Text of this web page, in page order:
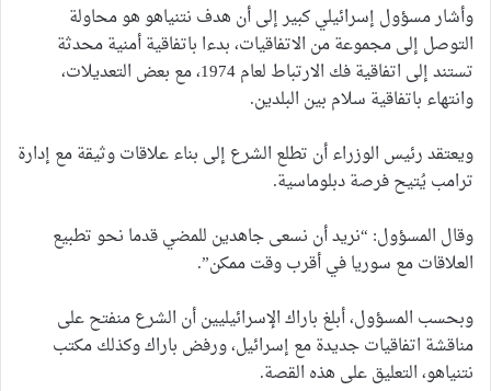
وأشار مسؤول إسرائيلي كبير إلى أن هدف نتنياهو هو محاولة
التوصل إلى مجموعة من الاتفاقيات، بدءا باتفاقية أمنية محدثة
تستند إلى اتفاقية فك الارتباط لعام 1974، مع بعض التعديلات،
وانتهاء باتفاقية سلام بين البلدين.
ويعتقد رئيس الوزراء أن تطلع الشرع إلى بناء علاقات وثيقة مع إدارة
ترامب يُتيح فرصة دبلوماسية.
وقال المسؤول: “نريد أن نسعى جاهدين للمضي قدما نحو تطبيع
العلاقات مع سوريا في أقرب وقت ممكن”.
وبحسب المسؤول، أبلغ باراك الإسرائيليين أن الشرع منفتح على
مناقشة اتفاقيات جديدة مع إسرائيل، ورفض باراك وكذلك مكتب
نتنياهو، التعليق على هذه القصة.